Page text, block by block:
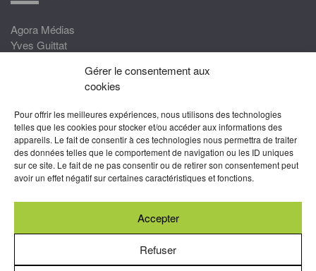
Gérer le consentement aux
cookies
Pour offrir les meilleures expériences, nous utilisons des technologies
telles que les cookies pour stocker et/ou accéder aux informations des
appareils. Le fait de consentir à ces technologies nous permettra de traiter
des données telles que le comportement de navigation ou les ID uniques
sur ce site. Le fait de ne pas consentir ou de retirer son consentement peut
avoir un effet négatif sur certaines caractéristiques et fonctions.
Accepter
Refuser
Agora Médias
Yves Guittat
Devenez correspondant
Rejoignez nos experts
Devenez Partenaire
Nous suivre
Abonnez-vous à nos newsletters